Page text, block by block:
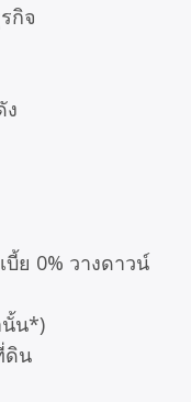
กิจ
ง
ย 0% วางดาวน์
นั้น*)
ดิน